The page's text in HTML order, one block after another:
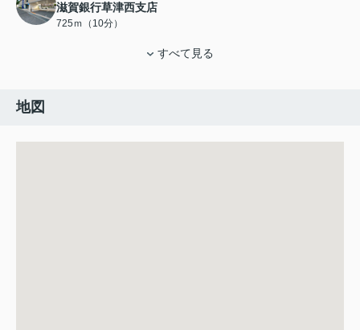
滋賀銀行草津西支店
725ｍ（10分）
すべて見る
地図